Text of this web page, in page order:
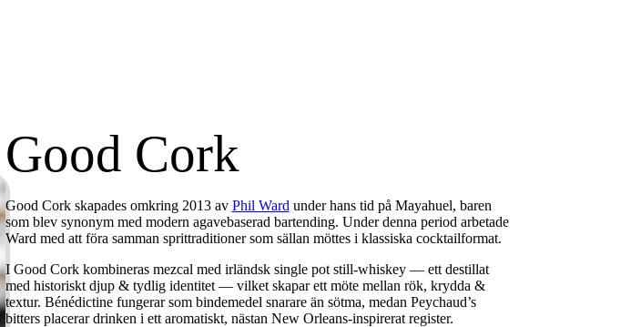
Good Cork
Good Cork skapades omkring 2013av Phil Ward under hans tid på Mayahuel, baren
som blev synonym med modern agavebaserad bartending. Under denna period arbetade
Ward med att föra samman sprittraditioner som sällan möttes i klassiska cocktailformat.
I Good Cork kombineras mezcal med irländsk single pot still-whiskey — ett destillat
med historiskt djup & tydlig identitet — vilket skapar ett möte mellan rök, krydda &
textur. Bénédictine fungerar som bindemedel snarare än sötma, medan Peychaud’s
bitters placerar drinken i ett aromatiskt, nästan New Orleans-inspirerat register.